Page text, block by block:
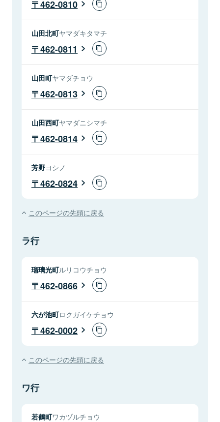
462-0810
山田北町ヤマダキタマチ
462-0811
山田町ヤマダチョウ
462-0813
山田西町ヤマダニシマチ
462-0814
芳野ヨシノ
462-0824
このページの先頭に戻る
ラ行
瑠璃光町ルリコウチョウ
462-0866
六が池町ロクガイケチョウ
462-0002
このページの先頭に戻る
ワ行
若鶴町ワカヅルチョウ